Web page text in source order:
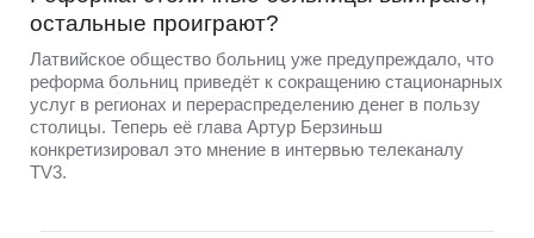
остальные проиграют?
Латвийское общество больниц уже предупреждало, что
реформа больниц приведёт к сокращению стационарных
услуг в регионах и перераспределению денег в пользу
столицы. Теперь её глава Артур Берзиньш
конкретизировал это мнение в интервью телеканалу
TV3.